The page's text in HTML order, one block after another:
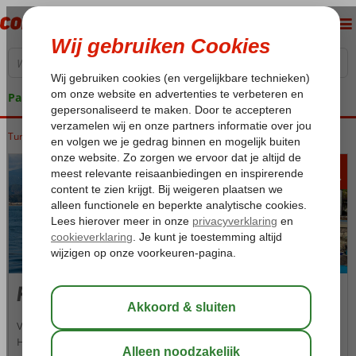
Pakketgarantie
Home
Turkije Egeische kust Fethiye Fethiye-Centrum
va 446 p.p.
Fethiye-Centrum
Veel vakantiegangers gaan naar Fethiye voor de prachtige natuur.
Het is hier dan ook heerlijk om te wandelen of te fietsen en ook